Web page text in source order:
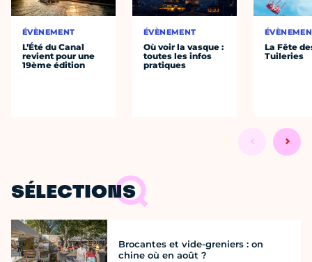
ÉVÈNEMENT
L’Été du Canal
revient pour une
19ème édition
ÉVÈNEMENT
Où voir la vasque :
toutes les infos
pratiques
La Fête
Tuileries
SÉLECTIONS
Brocantes et vide-greniers : on
chine où en août ?